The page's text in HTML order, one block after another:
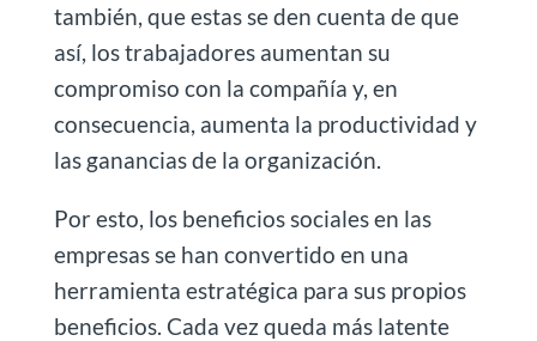
también, que estas se den cuenta de que
así, los trabajadores aumentan su
compromiso con la compañía y, en
consecuencia, aumenta la productividad y
las ganancias de la organización.
Por esto, los beneficios sociales en las
empresas se han convertido en una
herramienta estratégica para sus propios
beneficios. Cada vez queda más latente